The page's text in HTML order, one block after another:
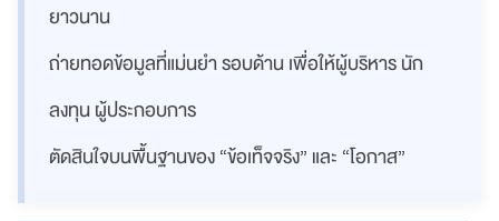
ยาวนาน
ถ่ายทอดข้อมูลที่แม่นยำ รอบด้าน เพื่อให้ผู้บริหาร นัก
ลงทุน ผู้ประกอบการ
ตัดสินใจบนพื้นฐานของ “ข้อเท็จจริง” และ “โอกาส”